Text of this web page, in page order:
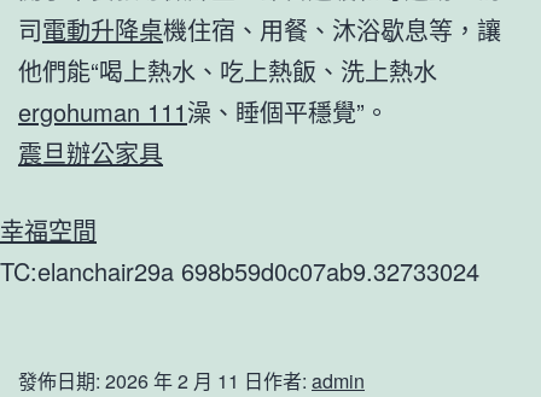
司電動升降桌機住宿、用餐、沐浴歇息等，讓
他們能“喝上熱水、吃上熱飯、洗上熱水
ergohuman 111澡、睡個平穩覺”。
震旦辦公家具
幸福空間
TC:elanchair29a 698b59d0c07ab9.32733024
發佈日期: 2026 年 2 月 11 日作者: admin